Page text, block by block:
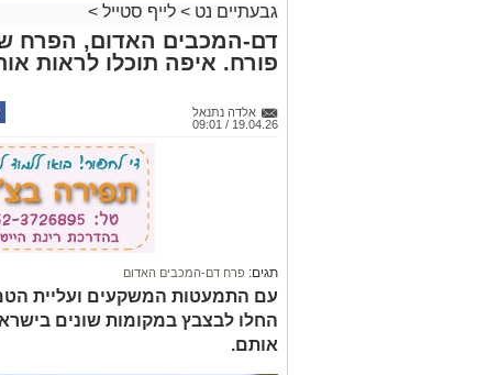
19.04.26 / 09:01
פרח דם-המכבים האדום
עם התמעטות המשקעים ועליית
החלו לבצבץ במקומות שונים